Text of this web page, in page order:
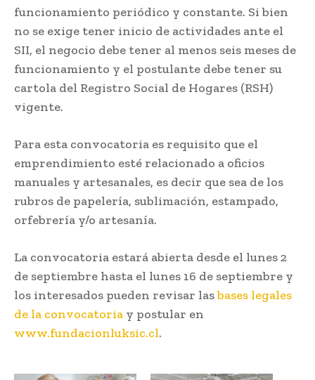
funcionamiento periódico y constante. Si bien
no se exige tener inicio de actividades ante el
SII, el negocio debe tener al menos seis meses de
funcionamiento y el postulante debe tener su
cartola del Registro Social de Hogares (RSH)
vigente.
Para esta convocatoria es requisito que el
emprendimiento esté relacionado a oficios
manuales y artesanales, es decir que sea de los
rubros de papelería, sublimación, estampado,
orfebrería y/o artesanía.
La convocatoria estará abierta desde el lunes 2
de septiembre hasta el lunes 16 de septiembre y
los interesados pueden revisar lasbases legales
de la convocatoria y postular en
www.fundacionluksic.cl.